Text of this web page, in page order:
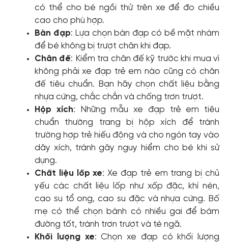
có thể cho bé ngồi thử trên xe để đo chiều
cao cho phù hợp.
Bàn đạp: Lựa chọn bàn đạp có bề mặt nhám
để bé không bị trượt chân khi đạp.
Chân đế: Kiểm tra chân đế kỹ trước khi mua vì
không phải xe đạp trẻ em nào cũng có chân
đế tiêu chuẩn. Bạn hãy chọn chất liệu bằng
nhựa cứng, chắc chắn và chống trơn trượt.
Hộp xích: Những mẫu xe đạp trẻ em tiêu
chuẩn thường trang bị hộp xích để tránh
trường hợp trẻ hiếu động và cho ngón tay vào
dây xích, tránh gây nguy hiểm cho bé khi sử
dụng.
Chất liệu lốp xe: Xe đạp trẻ em trang bị chủ
yếu các chất liệu lốp như xốp đặc, khí nén,
cao su tổ ong, cao su đặc và nhựa cứng. Bố
mẹ có thể chọn bánh có nhiều gai để bám
đường tốt, tránh trơn trượt và té ngã.
Khối lượng xe: Chọn xe đạp có khối lượng